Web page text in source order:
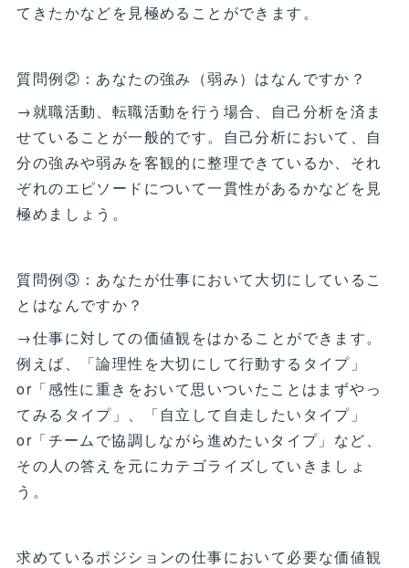
てきたかなどを見極めることができます。
質問例②：あなたの強み（弱み）はなんですか？
→就職活動、転職活動を行う場合、自己分析を済ま
せていることが一般的です。自己分析において、自
分の強みや弱みを客観的に整理できているか、それ
ぞれのエピソードについて一貫性があるかなどを見
極めましょう。
質問例③：あなたが仕事において大切にしているこ
とはなんですか？
→仕事に対しての価値観をはかることができます。
例えば、「論理性を大切にして行動するタイプ」
or「感性に重きをおいて思いついたことはまずやっ
てみるタイプ」、「自立して自走したいタイプ」
or「チームで協調しながら進めたいタイプ」など、
その人の答えを元にカテゴライズしていきましょ
う。
求めているポジションの仕事において必要な価値観